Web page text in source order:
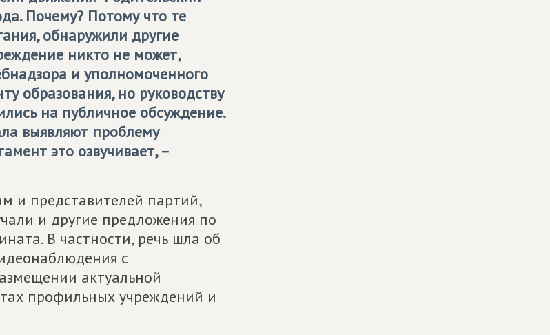
Почему? Потому что те
обнаружили другие
никто не может,
и уполномоченного
образования, но руководству
на публичное обсуждение.
выявляют проблему
это озвучивает, –
и представителей партий,
и другие предложения по
В частности, речь шла об
с
актуальной
профильных учреждений и